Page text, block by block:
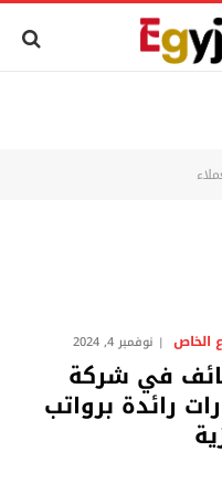
الخاص نوفمبر 4, 2024
في شركة
رائدة برواتب